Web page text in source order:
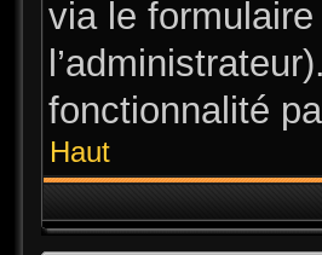
via le
fonctionnalité
Haut